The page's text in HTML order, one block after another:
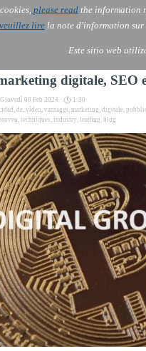
please read the information
lirela note d'information sur
Este sitio web
AOLONE
AOLONE
AOLONE
digitale, SEO
Giovedì 08 Feb 2024 ·
1:30
, de, vídeo, vantaggi, marketing, digitale,
, techniques, industry, leading, blog